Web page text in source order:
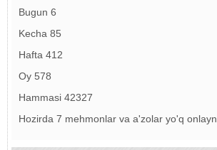
Bugun 6
Kecha 85
Hafta 412
Oy 578
Hammasi 42327
Hozirda 7 mehmonlar va a'zolar yo'q onlayn